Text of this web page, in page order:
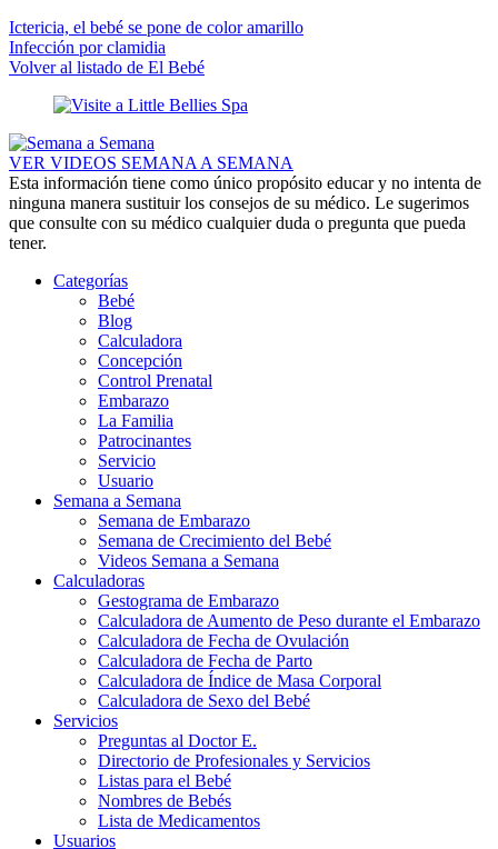
Ictericia, el bebé se pone de color amarillo
Infección por clamidia
Volver al listado de El Bebé
VER VIDEOS SEMANA A SEMANA
Esta información tiene como único propósito educar y no intenta de
ninguna manera sustituir los consejos de su médico. Le sugerimos
que consulte con su médico cualquier duda o pregunta que pueda
tener.
Categorías
Bebé
Blog
Calculadora
Concepción
Control Prenatal
Embarazo
La Familia
Patrocinantes
Servicio
Usuario
Semana a Semana
Semana de Embarazo
Semana de Crecimiento del Bebé
Videos Semana a Semana
Calculadoras
Gestograma de Embarazo
Calculadora de Aumento de Peso durante el Embarazo
Calculadora de Fecha de Ovulación
Calculadora de Fecha de Parto
Calculadora de Índice de Masa Corporal
Calculadora de Sexo del Bebé
Servicios
Preguntas al Doctor E.
Directorio de Profesionales y Servicios
Listas para el Bebé
Nombres de Bebés
Lista de Medicamentos
Usuarios